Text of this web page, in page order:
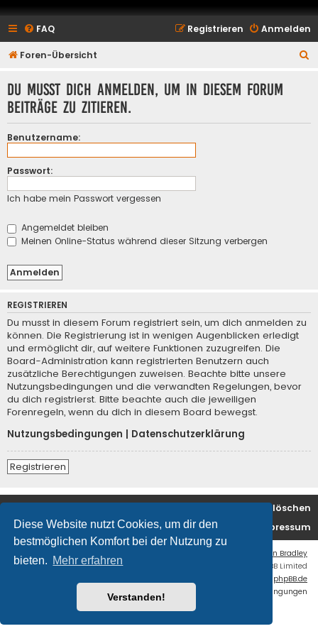
Diese Website nutzt Cookies, um dir den
bestmöglichen Komfort bei der Nutzung zu
bieten. Mehr erfahren
Verstanden!
FAQ Anmelden
Registrieren
Foren-Übersicht
Du musst dich anmelden, um in diesem Forum
Beiträge zu zitieren.
Benutzername:
Passwort:
Ich habe mein Passwort vergessen
Angemeldet bleiben
Meinen Online-Status während dieser Sitzung verbergen
REGISTRIEREN
Du musst in diesem Forum registriert sein, um dich anmelden zu
können. Die Registrierung ist in wenigen Augenblicken erledigt
und ermöglicht dir, auf weitere Funktionen zuzugreifen. Die
Board-Administration kann registrierten Benutzern auch
zusätzliche Berechtigungen zuweisen. Beachte bitte unsere
Nutzungsbedingungen und die verwandten Regelungen, bevor
du dich registrierst. Bitte beachte auch die jeweiligen
Forenregeln, wenn du dich in diesem Board bewegst.
Nutzungsbedingungen
Datenschutzerklärung
Registrieren
Alle Cookies löschen
Kontakt/Impressum
Ian Bradley
Powered by
® Forum Software © phpBB Limited
phpBB.de
Nutzungsbedingungen